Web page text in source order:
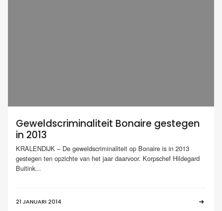
Geweldscriminaliteit Bonaire gestegen
in 2013
KRALENDIJK – De geweldscriminaliteit op Bonaire is in 2013
gestegen ten opzichte van het jaar daarvoor. Korpschef Hildegard
Buitink...
21 JANUARI 2014